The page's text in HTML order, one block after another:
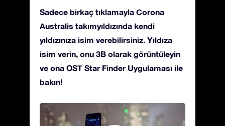
Sadece birkaç tıklamayla Corona
Australis takımyıldızında kendi
yıldızınıza isim verebilirsiniz. Yıldıza
isim verin, onu 3B olarak görüntüleyin
ve ona OST Star Finder Uygulaması ile
bakın!